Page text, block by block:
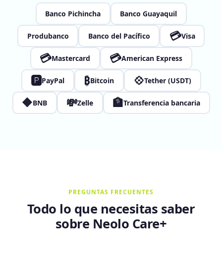
Banco Pichincha Banco Guayaquil
Produbanco Banco del Pacífico 💳Visa
💳Mastercard 💳American Express
🅿PayPal ₿Bitcoin 💠Tether (USDT)
🔶BNB 💸Zelle 🏦Transferencia bancaria
PREGUNTAS FRECUENTES
Todo lo que necesitas saber
sobre Neolo Care+